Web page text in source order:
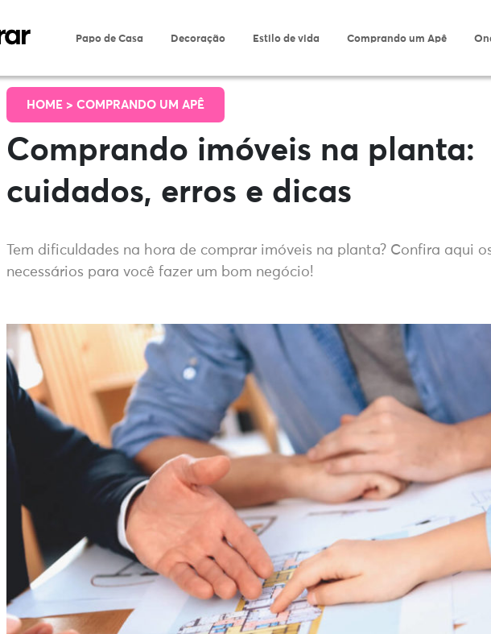
Papo de Casa Decoração Estilo de vida Comprando um Apê
HOME > COMPRANDO UM APÊ
Comprando imóveis na planta:
cuidados, erros e dicas
Tem dificuldades na hora de comprar imóveis na planta? Confira aqui
necessários para você fazer um bom negócio!